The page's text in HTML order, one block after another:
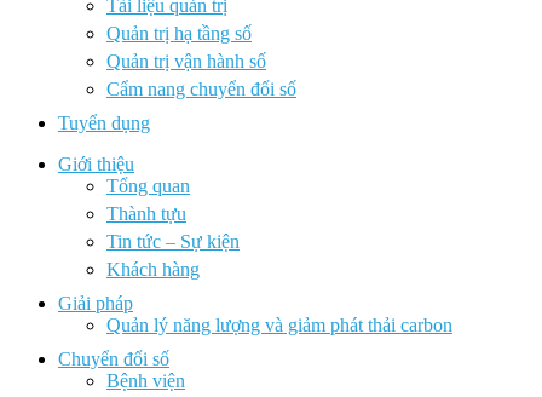
Tài liệu quản trị
Quản trị hạ tầng số
Quản trị vận hành số
Cẩm nang chuyển đổi số
Tuyển dụng
Giới thiệu
Tổng quan
Thành tựu
Tin tức – Sự kiện
Khách hàng
Giải pháp
Quản lý năng lượng và giảm phát thải carbon
Chuyển đổi số
Bệnh viện